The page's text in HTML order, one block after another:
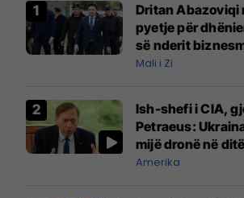
Dritan Abazoviqi
pyetje për
së nderit
Mali i Zi
Ish-shefi i CIA,
Petraeus:
mijë dronë në
mbetet shumë
Amerika